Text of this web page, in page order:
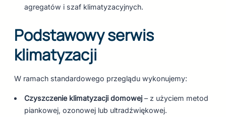
agregatów i szaf klimatyzacyjnych.
Podstawowy serwis
klimatyzacji
W ramach standardowego przeglądu wykonujemy:
Czyszczenie klimatyzacji domowej – z użyciem metod
piankowej, ozonowej lub ultradźwiękowej.